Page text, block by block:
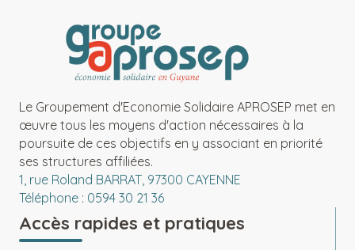
Le Groupement d'Economie Solidaire APROSEP met en
œuvre tous les moyens d'action nécessaires à la
poursuite de ces objectifs en y associant en priorité
ses structures affiliées.
1, rue Roland BARRAT, 97300 CAYENNE
Téléphone : 0594 30 21 36
Accès rapides et pratiques